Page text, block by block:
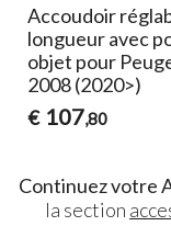
Accoudoir
longueur avec
objet pour
2008 (2020>)
€ 107,80
Continuez votre
la section